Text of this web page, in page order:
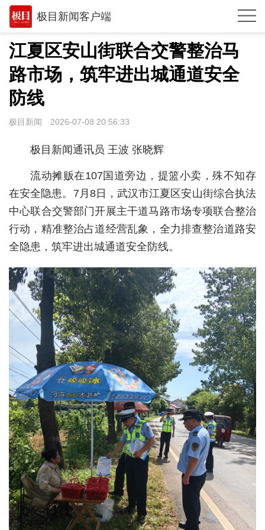
极目新闻客户端
推荐
体育
观点
时政
世相
环球
专题
经济
城建
科教
健康
悠游
相亲
汽车
房产
消费
创意
江夏区安山街联合交警整治马
路市场，筑牢进出城通道安全
防线
极目新闻 2026-07-08 20:56:33
极目新闻通讯员 王波 张晓辉
流动摊贩在107国道旁边，提篮小卖，殊不知存
在安全隐患。7月8日，武汉市江夏区安山街综合执法
中心联合交警部门开展主干道马路市场专项联合整治
行动，精准整治占道经营乱象，全力排查整治道路安
全隐患，筑牢进出城通道安全防线。